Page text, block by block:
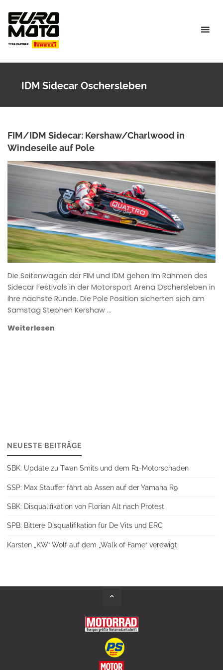
content
IDM Sidecar Oschersleben
FIM/IDM Sidecar: Kershaw/Charlwood in
Windeseile auf Pole
ROWENA HINZMANN
Die Seitenwagen der FIM und IDM gehen im Rahmen des
Sidecar Festivals in der Motorsport Arena Oschersleben in
ihre nächste Runde. Die Pole Position sicherten sich am
Samstag Stephen Kershaw …
Weiterlesen
NEUESTE BEITRÄGE
SBK: Update zu Twan Smits und dem R1-Motorschaden
SSP: Max Stauffer fährt ab Assen auf der Yamaha R9
SBK: Disqualifikation von Florian Alt nach Protest
SPB: Bittere Disqualifikation für De Vits und ERC
Karsten „KW“ Wolf auf dem „Walk of Fame“ verewigt
Back